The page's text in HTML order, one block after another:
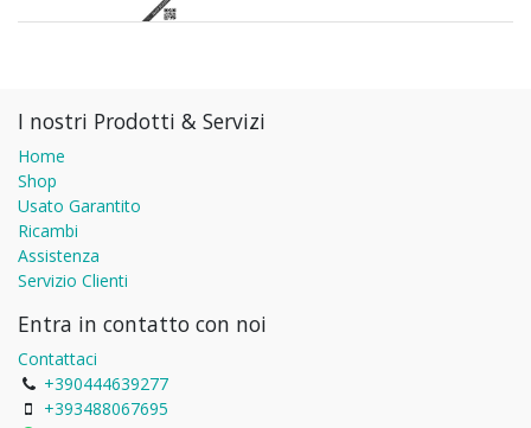
I nostri Prodotti & Servizi
Home
Shop
Usato Garantito
Ricambi
Assistenza
Servizio Clienti
Entra in contatto con noi
Contattaci
+390444639277
+393488067695